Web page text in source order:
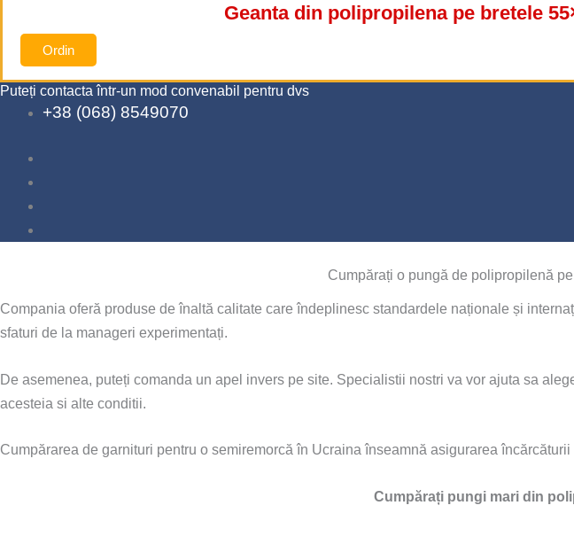
Geanta din polipropilena pe bretele
Ordin
Puteți contacta într-un mod convenabil pentru dvs
+38 (068) 8549070
Cumpărați o pungă de polipropilenă
Compania oferă produse de înaltă calitate care îndeplinesc standardele naționale și
sfaturi de la manageri experimentați.
De asemenea, puteți comanda un apel invers pe site. Specialistii nostri va vor ajuta sa
acesteia si alte conditii.
Cumpărarea de garnituri pentru o semiremorcă în Ucraina înseamnă asigurarea
Cumpărați pungi mari din